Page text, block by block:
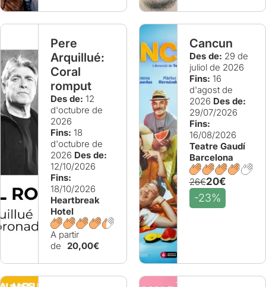
Pere
Arquillué:
Coral
romput
Des de: 12
d'octubre de
2026
Fins: 18
d'octubre de
2026 Des de:
12/10/2026
Fins:
18/10/2026
Heartbreak
Hotel
A partir
de
20,00€
Cancun
Des de: 29 de
juliol de 2026
Fins: 16
d'agost de
2026 Des de:
29/07/2026
Fins:
16/08/2026
Teatre Gaudí
Barcelona
26€20€
-23%